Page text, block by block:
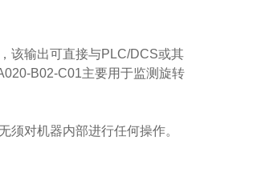
该输出可直接与PLC/DCS或其
B02-C01主要用于监测旋转
须对机器内部进行任何操作。